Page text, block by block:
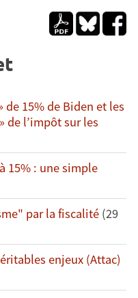
de 15% de Biden et les
de l’impôt sur les
15% : une simple
par la fiscalité (29
enjeux (Attac)